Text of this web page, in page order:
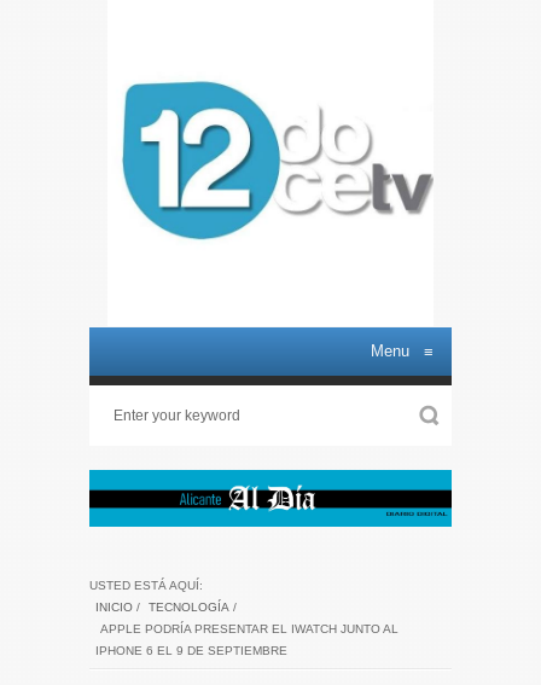
Menu ≡
USTED ESTÁ AQUÍ:
INICIO / TECNOLOGÍA /
APPLE PODRÍA PRESENTAR EL IWATCH JUNTO AL
IPHONE 6 EL 9 DE SEPTIEMBRE